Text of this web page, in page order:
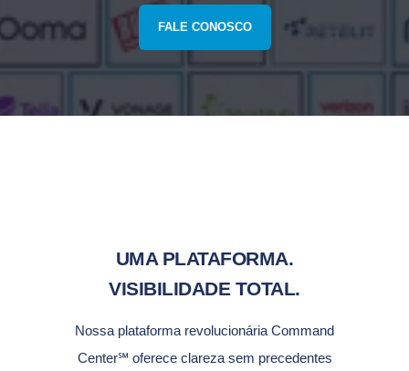
FALE CONOSCO
UMA PLATAFORMA.
VISIBILIDADE TOTAL.
Nossa plataforma revolucionária Command
Center℠ oferece clareza sem precedentes